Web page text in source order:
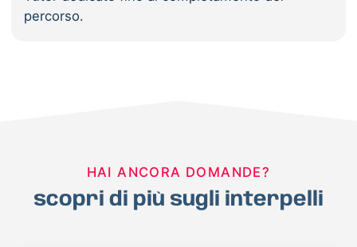
percorso.
HAI ANCORA DOMANDE?
scopri di più sugli interpelli